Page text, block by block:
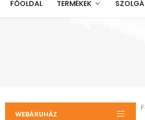
FŐOLDAL TERMÉKEK
WEBÁRUHÁZ